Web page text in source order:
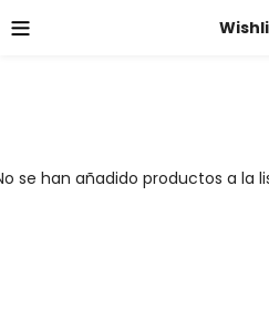
se han añadido productos a la